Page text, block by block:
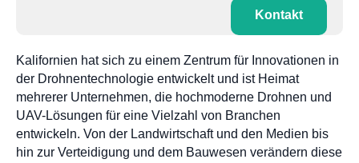
Kontakt
Kalifornien hat sich zu einem Zentrum für Innovationen in
der Drohnentechnologie entwickelt und ist Heimat
mehrerer Unternehmen, die hochmoderne Drohnen und
UAV-Lösungen für eine Vielzahl von Branchen
entwickeln. Von der Landwirtschaft und den Medien bis
hin zur Verteidigung und dem Bauwesen verändern diese